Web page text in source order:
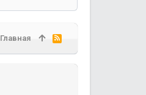
Главная
R
S
S